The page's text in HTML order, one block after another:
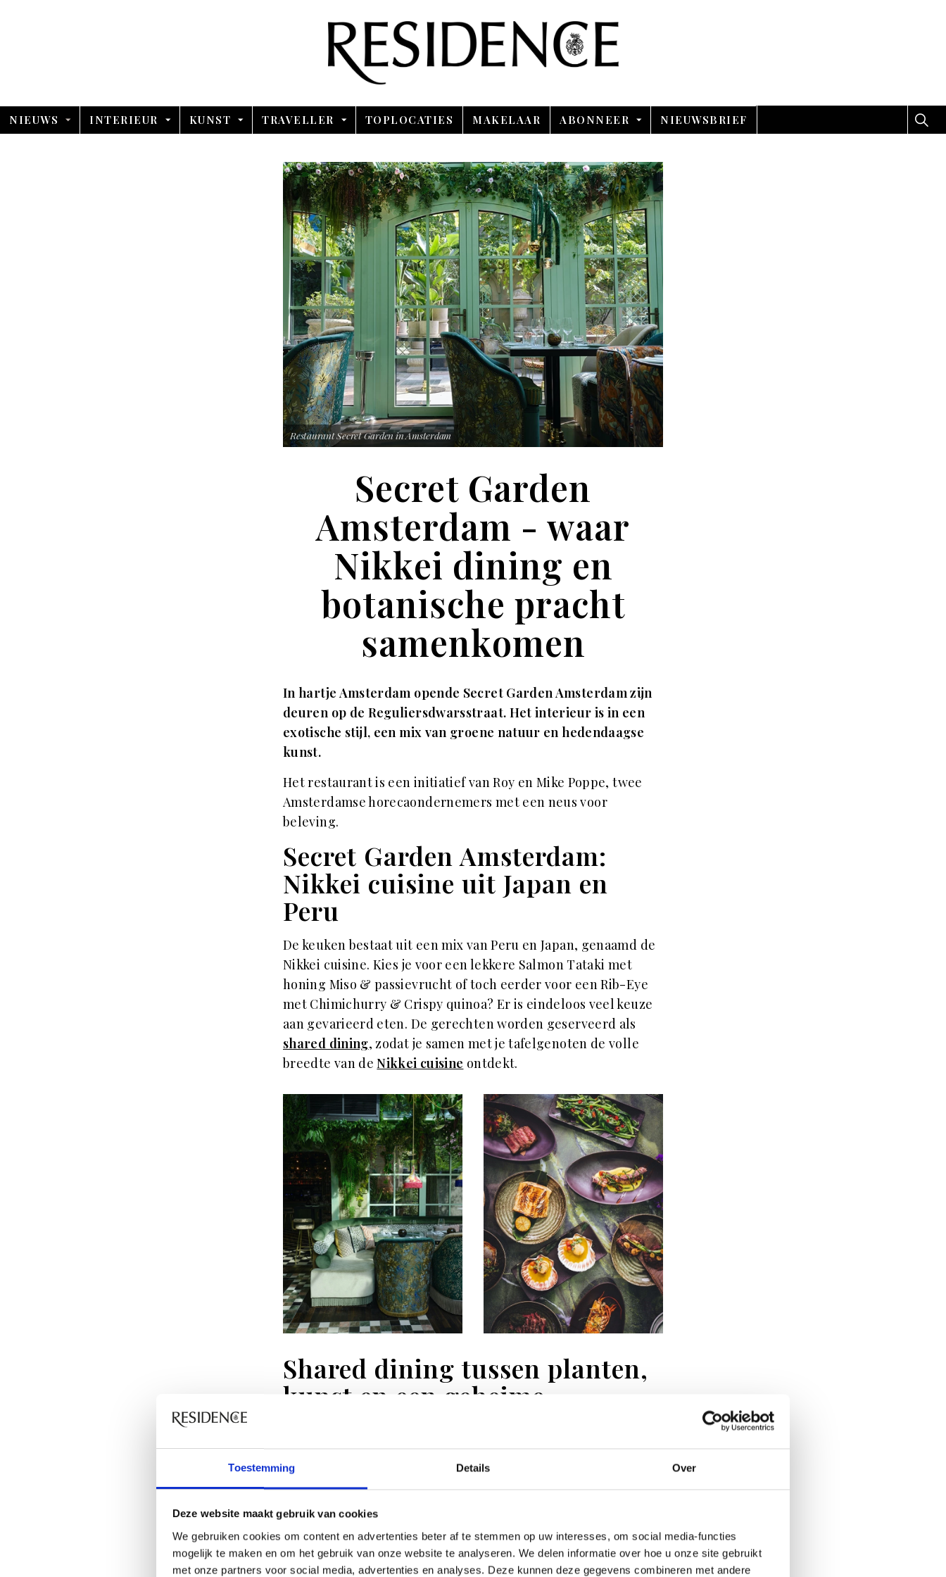
Toestemming Details Over
Deze website maakt gebruik van cookies
We gebruiken cookies om content en advertenties beter af te stemmen op uw interesses, om social media-functies
mogelijk te maken en om het gebruik van onze website te analyseren. We delen informatie over hoe u onze site gebruikt
met onze partners voor social media, advertenties en analyses. Deze kunnen deze gegevens combineren met andere
NIEUWS INTERIEUR KUNST TRAVELLER TOPLOCATIES MAKELAAR ABONNEER NIEUWSBRIEF
Restaurant Secret Garden in Amsterdam
Secret Garden
Amsterdam - waar
Nikkei dining en
botanische pracht
samenkomen
In hartje Amsterdam opende Secret Garden Amsterdam zijn
deuren op de Reguliersdwarsstraat. Het interieur is in een
exotische stijl, een mix van groene natuur en hedendaagse
kunst.
Het restaurant is een initiatief van Roy en Mike Poppe, twee
Amsterdamse horecaondernemers met een neus voor
beleving.
Secret Garden Amsterdam:
Nikkei cuisine uit Japan en
Peru
De keuken bestaat uit een mix van Peru en Japan, genaamd de
Nikkei cuisine. Kies je voor een lekkere Salmon Tataki met
honing Miso & passievrucht of toch eerder voor een Rib-Eye
met Chimichurry & Crispy quinoa? Er is eindeloos veel keuze
aan gevarieerd eten. De gerechten worden geserveerd als
shared dining, zodat je samen met je tafelgenoten de volle
breedte van deNikkei cuisine ontdekt.
Shared dining tussen planten,
kunst en een geheime
de heerlijk uiteenlopende keuken, is er ook ruimte voor een
van de leukste deuntjes van Secret Garden's huis DJ's.
De naam zegt het al. Naast de bar en het restaurant is er ook
nog een geheime binnentuin. Architect Will Erens van Too